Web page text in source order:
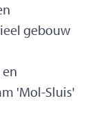
gebouw
'Mol-Sluis'